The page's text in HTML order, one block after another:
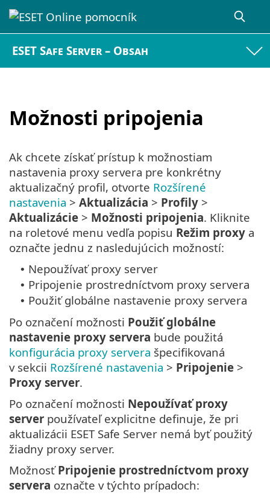
ESET Safe Server – Obsah
Možnosti pripojenia
Ak chcete získať prístup k možnostiam
nastavenia proxy servera pre konkrétny
aktualizačný profil, otvorte Rozšírené
nastavenia > Aktualizácia > Profily >
Aktualizácie > Možnosti pripojenia. Kliknite
na roletové menu vedľa popisu Režim proxy a
označte jednu z nasledujúcich možností:
• Nepoužívať proxy server
• Pripojenie prostredníctvom proxy servera
• Použiť globálne nastavenie proxy servera
Po označení možnosti Použiť globálne
nastavenie proxy servera bude použitá
konfigurácia proxy servera špecifikovaná
v sekcii Rozšírené nastavenia > Pripojenie >
Proxy server.
Po označení možnosti Nepoužívať proxy
server používateľ explicitne definuje, že pri
aktualizácii ESET Safe Server nemá byť použitý
žiadny proxy server.
MožnosťPripojenie prostredníctvom proxy
servera označte v týchto prípadoch: